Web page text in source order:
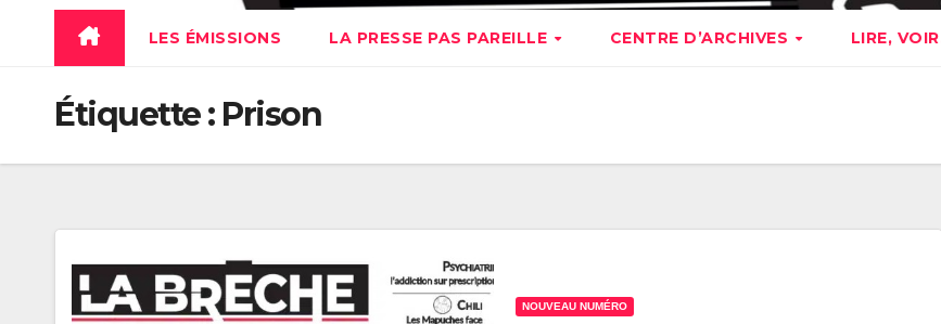
LES ÉMISSIONS LA PRESSE PAS PAREILLE CENTRE D’ARCHIVES LIRE,
Étiquette : Prison
NOUVEAU NUMÉRO